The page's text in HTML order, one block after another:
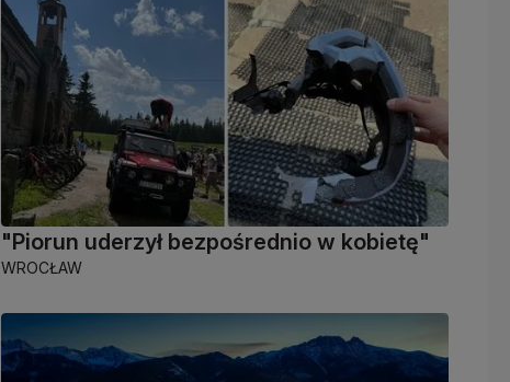
"Piorun uderzył bezpośrednio w kobietę"
WROCŁAW